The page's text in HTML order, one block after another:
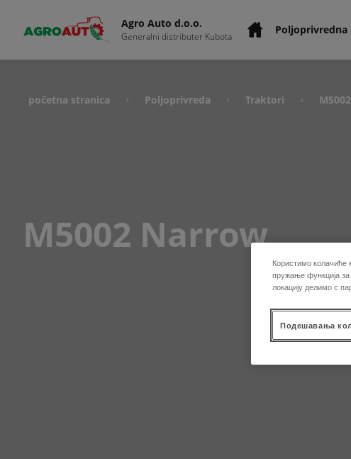
Agro Auto d.o.o.
Generalni distributer Kubota Poljoprivredna
početna stranica › Poljoprivreda › Traktori ›
M5002 Narrow
Користимо колачиће
пружање функција
локацију делимо с
Подешавања